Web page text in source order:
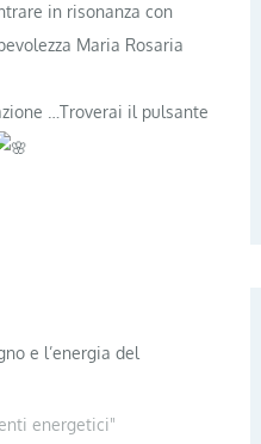
in risonanza con
Maria Rosaria
…Troverai il pulsante
e l’energia del
energetici"